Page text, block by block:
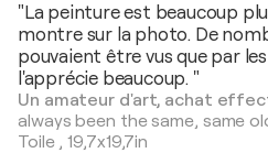
"La peinture est beaucoup
montre sur la photo. De
pouvaient être vus que par les
l'apprécie beaucoup. "
Un amateur d'art, achat
always been the same, same
Toile,19,7x19,7in